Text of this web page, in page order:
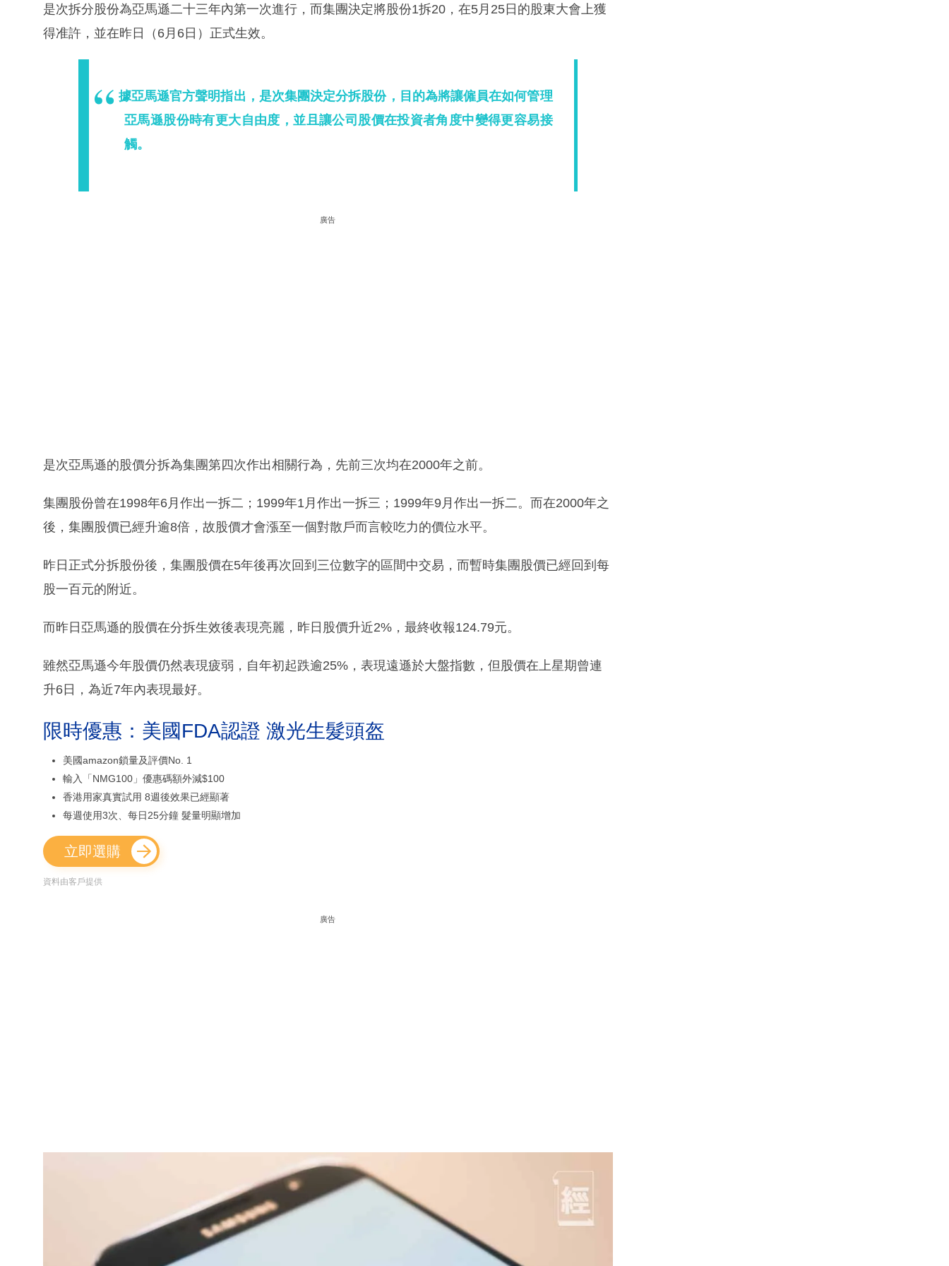
是次拆分股份為亞馬遜二十三年內第一次進行，而集團決定將股份1拆20，在5月25日的股東大會上獲
得准許，並在昨日（6月6日）正式生效。
據亞馬遜官方聲明指出，是次集團決定分拆股份，目的為將讓僱員在如何管理
亞馬遜股份時有更大自由度，並且讓公司股價在投資者角度中變得更容易接
觸。
廣告
是次亞馬遜的股價分拆為集團第四次作出相關行為，先前三次均在2000年之前。
集團股份曾在1998年6月作出一拆二；1999年1月作出一拆三；1999年9月作出一拆二。而在2000年之
後，集團股價已經升逾8倍，故股價才會漲至一個對散戶而言較吃力的價位水平。
昨日正式分拆股份後，集團股價在5年後再次回到三位數字的區間中交易，而暫時集團股價已經回到每
股一百元的附近。
而昨日亞馬遜的股價在分拆生效後表現亮麗，昨日股價升近2%，最終收報124.79元。
雖然亞馬遜今年股價仍然表現疲弱，自年初起跌逾25%，表現遠遜於大盤指數，但股價在上星期曾連
升6日，為近7年內表現最好。
限時優惠：美國FDA認證 激光生髮頭盔
美國amazon鎖量及評價No. 1
輸入「NMG100」優惠碼額外減$100
香港用家真實試用 8週後效果已經顯著
每週使用3次、每日25分鐘 髮量明顯增加
立即選購
資料由客戶提供
廣告